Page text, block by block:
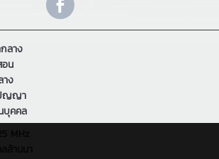
ลาง
น
าง
ญญา
บุคคล
MHz
านนา